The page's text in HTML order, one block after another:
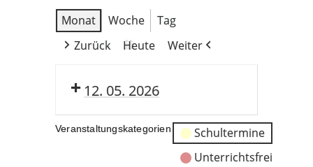
Monat
Woche
Tag
Zurück
Heute Weiter
12. 05. 2026
Veranstaltungskategorien
Schultermine
Unterrichtsfrei